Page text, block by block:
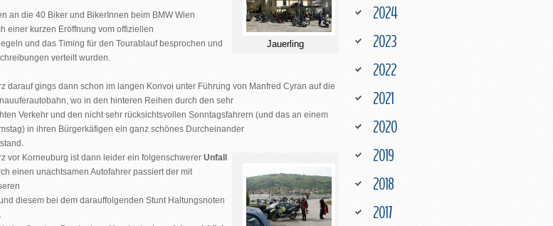
Jauerling
an die 40 Biker und BikerInnen beim BMW Wien
einer kurzen Eröffnung vom offiziellen
und das Timing für den Tourablauf besprochen und
verteilt wurden.
darauf gings dann schon im langen Konvoi unter Führung von Manfred Cyran auf die
wo in den hinteren Reihen durch den sehr
Verkehr und den nicht sehr rücksichtsvollen Sonntagsfahrern (und das an einem
in ihren Bürgerkäfigen ein ganz schönes Durcheinander
vor Korneuburg ist dann leider ein folgenschwerer Unfall
einen unachtsamen Autofahrer passiert der mit
diesem bei dem darauffolgenden Stunt Haltungsnoten
2024
2023
2022
2021
2020
2019
2018
2017